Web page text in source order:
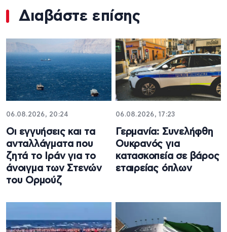
Διαβάστε επίσης
06.08.2026, 20:24
Οι εγγυήσεις και τα
ανταλλάγματα που
ζητά το Ιράν για το
άνοιγμα των Στενών
του Ορμούζ
06.08.2026, 17:23
Γερμανία: Συνελήφθη
Ουκρανός για
κατασκοπεία σε βάρος
εταιρείας όπλων